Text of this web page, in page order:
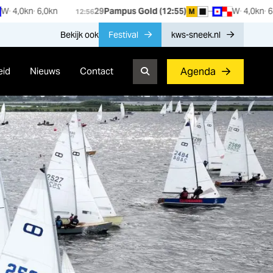
12:5629Pampus Gold (12:55) M – W 4,0kn 6,0kn 12:5529
Bekijk ook Festival kws-sneek.nl
Nieuws Contact Agenda